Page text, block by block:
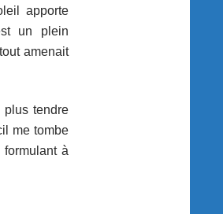
apporte
un plein
amenait
tendre
me tombe
à